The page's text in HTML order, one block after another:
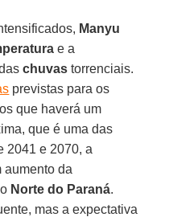
Manyu
e a
chuvas torrenciais.
previstas para os
que haverá um
que é uma das
2041 e 2070, a
aumento da
Norte do Paraná.
mas a expectativa